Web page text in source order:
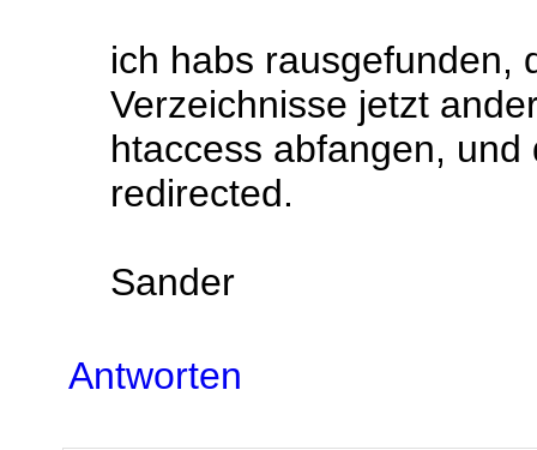
ich habs rausgefunden,
Verzeichnisse jetzt
htaccess abfangen,
redirected.
Sander
Antworten